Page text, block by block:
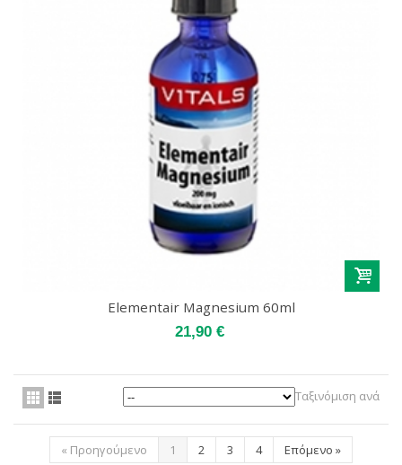
Elementair Magnesium 60ml
21,90 €
Ταξινόμιση ανά
« Προηγούμενο 1 2 3 4 Επόμενο »